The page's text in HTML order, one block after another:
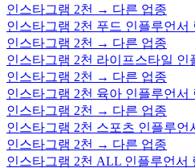
인스타그램 2천 → 다른 업종
인스타그램 2천 푸드 인플루언서
인스타그램 2천 → 다른 업종
인스타그램 2천 라이프스타일 인
인스타그램 2천 → 다른 업종
인스타그램 2천 육아 인플루언서
인스타그램 2천 → 다른 업종
인스타그램 2천 스포츠 인플루언
인스타그램 2천 → 다른 업종
인스타그램 2천 ALL 인플루언서